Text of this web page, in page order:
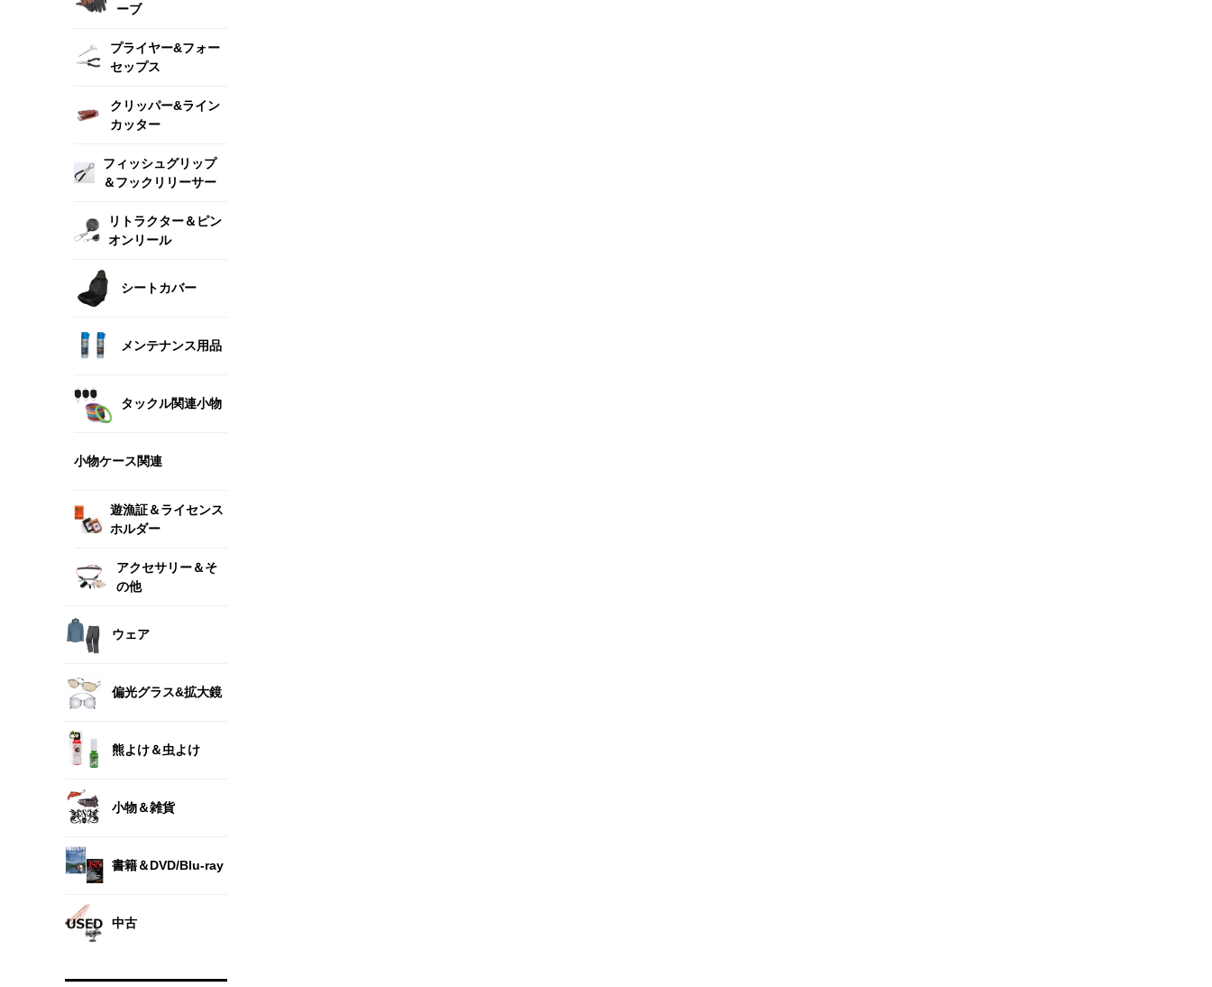
ーブ
プライヤー&フォー
セップス
クリッパー&ライン
カッター
フィッシュグリップ
＆フックリリーサー
リトラクター＆ピン
オンリール
シートカバー
メンテナンス用品
タックル関連小物
小物ケース関連
遊漁証＆ライセンス
ホルダー
アクセサリー＆そ
の他
ウェア
偏光グラス&拡大鏡
熊よけ＆虫よけ
小物＆雑貨
書籍＆DVD/Blu-ray
中古